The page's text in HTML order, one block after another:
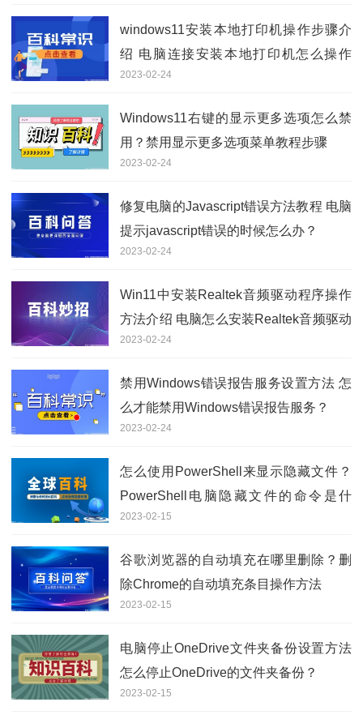
windows11安装本地打印机操作步骤介
绍 电脑连接安装本地打印机怎么操作
的？
2023-02-24
Windows11右键的显示更多选项怎么禁
用？禁用显示更多选项菜单教程步骤
2023-02-24
修复电脑的Javascript错误方法教程 电脑
提示javascript错误的时候怎么办？
2023-02-24
Win11中安装Realtek音频驱动程序操作
方法介绍 电脑怎么安装Realtek音频驱动
程序？
2023-02-24
禁用Windows错误报告服务设置方法 怎
么才能禁用Windows错误报告服务？
2023-02-24
怎么使用PowerShell来显示隐藏文件？
PowerShell电脑隐藏文件的命令是什
么？
2023-02-15
谷歌浏览器的自动填充在哪里删除？删
除Chrome的自动填充条目操作方法
2023-02-15
电脑停止OneDrive文件夹备份设置方法
怎么停止OneDrive的文件夹备份？
2023-02-15